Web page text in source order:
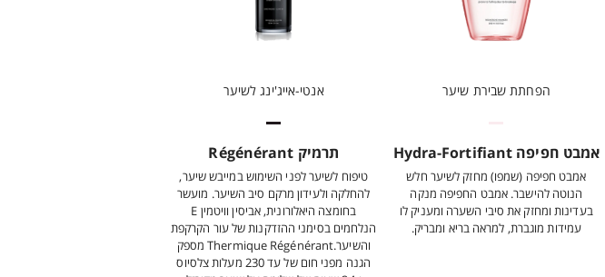
הפחתת שבירת שיער
אמבט חפיפה Hydra-Fortifiant
אמבט חפיפה (שמפו) מחזק לשיער חלש
הנוטה להישבר. אמבט החפיפה מנקה
בעדינות ומחזק את סיבי השערה ומעניק לו
עמידות מוגברת, למראה בריא ומבריק.
אנטי-אייג'ינג לשיער
תרמיק Régénérant
טיפוח לשיער לפני השימוש במייבש שיער,
להחלקה ולעידון מרקם סיב השיער. מועשר
בחומצה היאלורונית, אביסין וויטמין E
הנלחמים בסימני ההזדקנות של עור הקרקפת
והשיער.Thermique Régénérant מספק
הגנה מפני חום של עד 230 מעלות צלסיוס